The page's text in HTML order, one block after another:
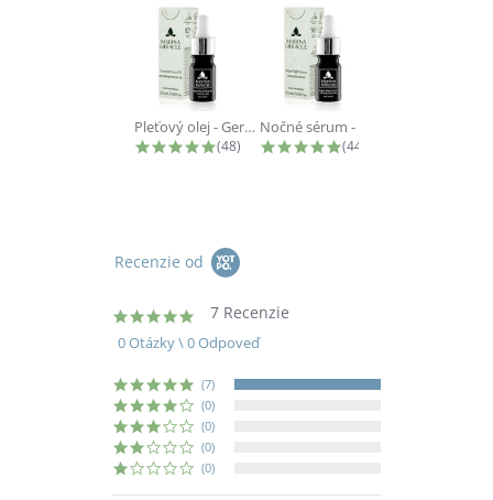
Pleťový olej - Geranium Face Oil -...
4.9 star rating
(48) 4.9 star rating
(44)
Recenzie od
5.0
star
rating
7 Recenzie
0 Otázky \ 0 Odpoveď
(7)
(0)
(0)
(0)
(0)